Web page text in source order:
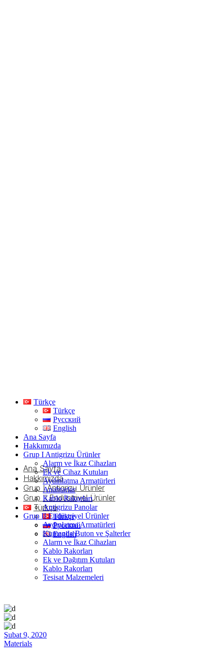
Ana Sayfa
Hakkımızda
Grup I Antigrizu Ürünler
Grup II Endüstriyel Ürünler
Türkçe
Türkçe
Русский
English
Türkçe
Türkçe
Русский
English
Ana Sayfa
Hakkımızda
Grup I Antigrizu Ürünler
Alarm ve İkaz Cihazları
Ek ve Cihaz Kutuları
Aydınlatma Armatürleri
Anahtarlar
Kablo Rakorları
Antigrizu Panolar
Grup II Endüstriyel Ürünler
Aydınlatma Armatürleri
Kumanda Buton ve Şalterler
Alarm ve İkaz Cihazları
Kablo Rakorları
Ek ve Dağıtım Kutuları
Kablo Rakorları
Tesisat Malzemeleri
Şubat 9, 2020
Materials